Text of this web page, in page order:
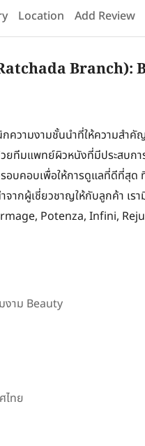
Location Add Review
Branch):
ความงามชั้นนำที่ให้ความสำ
ยทีมแพทย์ผิวหนังที่มีประสบก
อบคอบเพื่อให้การดูแลที่ดีที่สุ
จากผู้เชี่ยวชาญให้กับลูกค้า เ
Potenza, Infini,
งาม Beauty
ไทย